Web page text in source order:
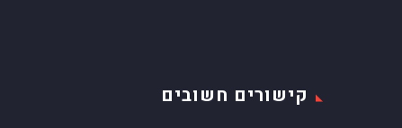
קישורים חשובים